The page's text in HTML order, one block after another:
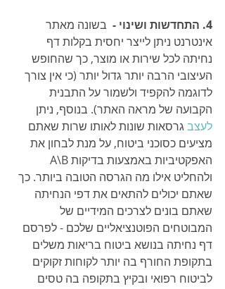
4. התחדשות ושינוי -
  בשונה מאתר
אינטרנט ניתן לייצר יחסית בקלות דף
נחיתה לכל שירות או מוצר, כך שהחופש
העיצובי הרבה יותר גדול יותר (כי אין צורך
לדוגמה להקפיד ולשמור על התבנית
הקבועה של מראה האתר). בנוסף, ניתן
לעצב גרסאות שונות לאותו שרות שאתם
מציעים כסוכני ביטוח, על מנת לבחון את
ולהחליט אילו מה הגרסה הטובה ביותר. כך
שאתם יכולים להתאים את דפי הנחיתה
שאתם בונים לצרכים המידיים של
המבוטחים הפוטנציאליים שלכם - לפרסם
דף נחיתה בנושא ביטוח בריאות משלים
בתקופת החורף בה יותר לקוחות זקוקים
לביטוח רפואי ובקיץ בתקופה בה טסים